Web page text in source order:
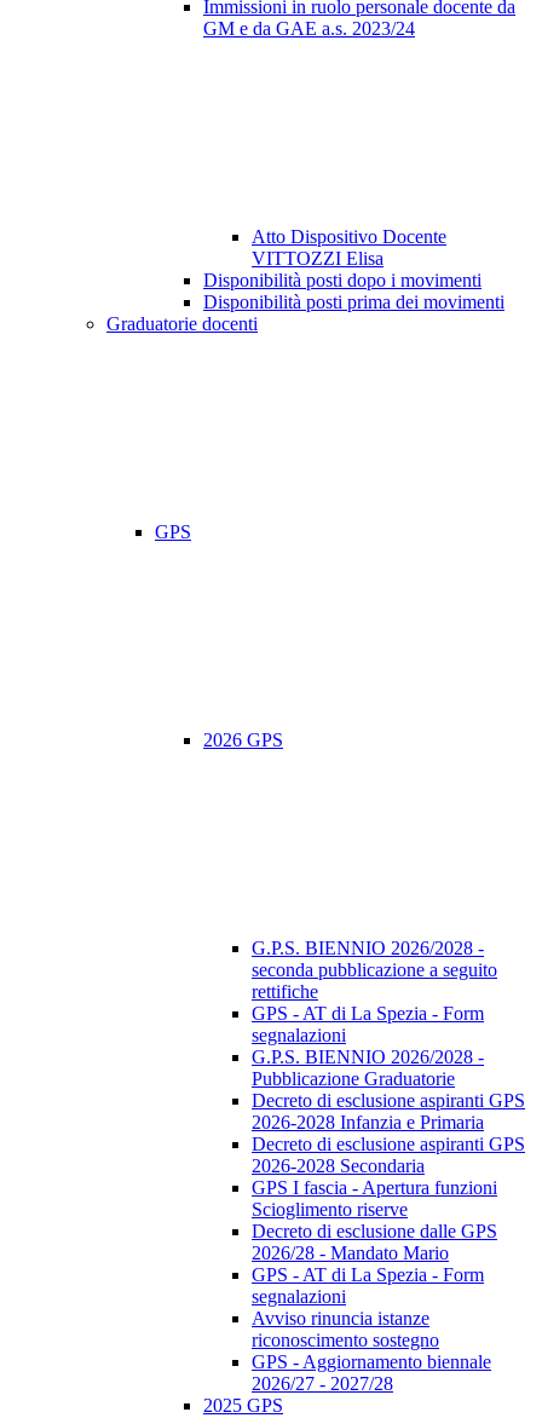
Immissioni in ruolo personale docente da
GM e da GAE a.s. 2023/24
Atto Dispositivo Docente
VITTOZZI Elisa
Disponibilità posti dopo i movimenti
Disponibilità posti prima dei movimenti
Graduatorie docenti
GPS
2026 GPS
G.P.S. BIENNIO 2026/2028 -
seconda pubblicazione a seguito
rettifiche
GPS - AT di La Spezia - Form
segnalazioni
G.P.S. BIENNIO 2026/2028 -
Pubblicazione Graduatorie
Decreto di esclusione aspiranti GPS
2026-2028 Infanzia e Primaria
Decreto di esclusione aspiranti GPS
2026-2028 Secondaria
GPS I fascia - Apertura funzioni
Scioglimento riserve
Decreto di esclusione dalle GPS
2026/28 - Mandato Mario
GPS - AT di La Spezia - Form
segnalazioni
Avviso rinuncia istanze
riconoscimento sostegno
GPS - Aggiornamento biennale
2026/27 - 2027/28
2025 GPS